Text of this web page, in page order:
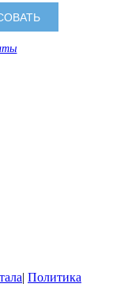
| Политика